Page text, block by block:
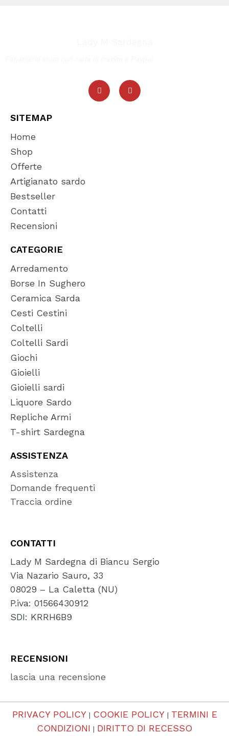
SITEMAP
Home
Shop
Offerte
Artigianato sardo
Bestseller
Contatti
Recensioni
CATEGORIE
Arredamento
Borse In Sughero
Ceramica Sarda
Cesti Cestini
Coltelli
Coltelli Sardi
Giochi
Gioielli
Gioielli sardi
Liquore Sardo
Repliche Armi
T-shirt Sardegna
ASSISTENZA
Assistenza
Domande frequenti
Traccia ordine
CONTATTI
Lady M Sardegna di Biancu Sergio
Via Nazario Sauro, 33
08029 – La Caletta (NU)
P.iva: 01566430912
SDI: KRRH6B9
RECENSIONI
lascia una recensione
PRIVACY POLICY | COOKIE POLICY | TERMINI E
CONDIZIONI | DIRITTO DI RECESSO